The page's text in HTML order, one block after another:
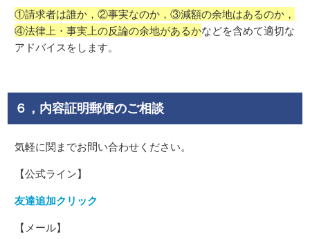
①請求者は誰か，②事実なのか，③減額の余地はあるのか，
④法律上・事実上の反論の余地があるかなどを含めて適切な
アドバイスをします。
６，内容証明郵便のご相談
気軽に関までお問い合わせください。
【公式ライン】
友達追加クリック
【メール】